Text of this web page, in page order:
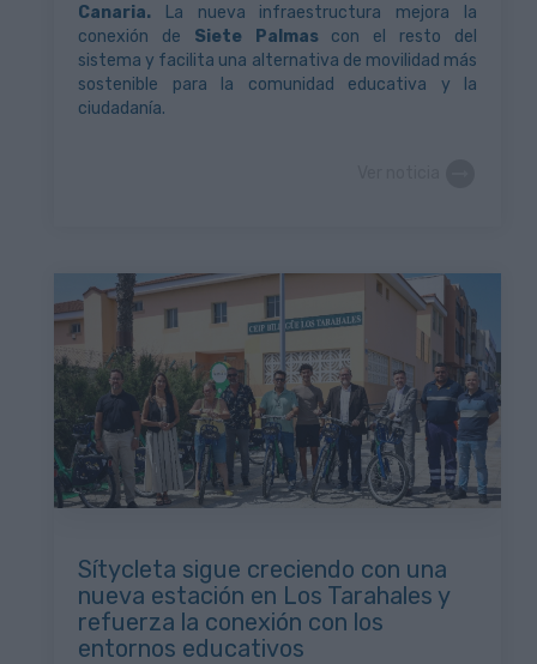
Canaria. La nueva infraestructura mejora la
conexión de Siete Palmascon el resto del
sistema y facilita una alternativa de movilidad más
sostenible para la comunidad educativa y la
ciudadanía.
Sítycleta sigue creciendo con una
nueva estación en Los Tarahales y
refuerza la conexión con los
entornos educativos